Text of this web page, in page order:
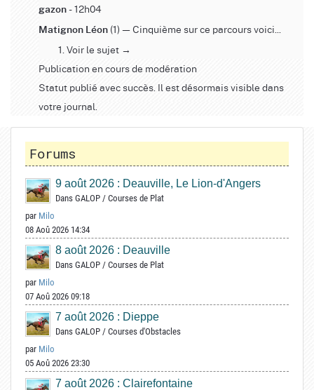
gazon - 12h04
Matignon Léon (1) — Cinquième sur ce parcours voici...
Voir le sujet →
Publication en cours de modération
Statut publié avec succès. Il est désormais visible dans
votre journal.
Forums
9 août 2026 : Deauville, Le Lion-d'Angers
Dans GALOP / Courses de Plat
par Milo
08 Aoû 2026 14:34
8 août 2026 : Deauville
Dans GALOP / Courses de Plat
par Milo
07 Aoû 2026 09:18
7 août 2026 : Dieppe
Dans GALOP / Courses d'Obstacles
par Milo
05 Aoû 2026 23:30
7 août 2026 : Clairefontaine